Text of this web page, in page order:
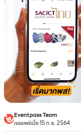
Eventpass Team
เผยแพร่เมื่อ 15 ก.ย. 2564